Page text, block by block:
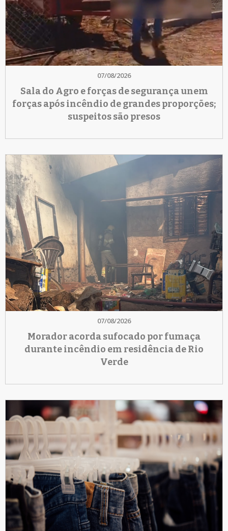
07/08/2026
Sala do Agro e forças de segurança unem
forças após incêndio de grandes proporções;
suspeitos são presos
07/08/2026
Morador acorda sufocado por fumaça
durante incêndio em residência de Rio
Verde